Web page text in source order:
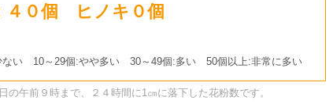
４０個 ヒノキ０個
ない 10～29個:やや多い 30～49個:多い 50個以上:非常に多い
午前９時まで、２４時間に1㎝に落下した花粉数です。